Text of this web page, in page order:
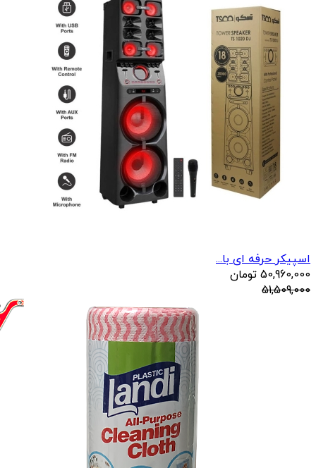
اسپیکر حرفه ای با...
50,960,000 تومان
51,509,000